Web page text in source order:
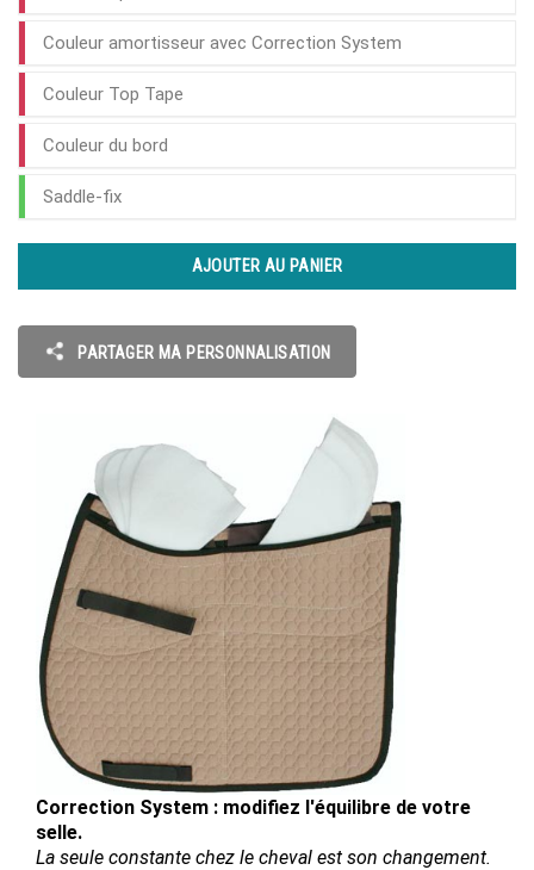
Couleur amortisseur avec Correction System
Couleur Top Tape
Couleur du bord
Saddle-fix
AJOUTER AU PANIER
PARTAGER MA PERSONNALISATION
Correction System : modifiez l'équilibre de votre
selle.
La seule constante chez le cheval est son changement.